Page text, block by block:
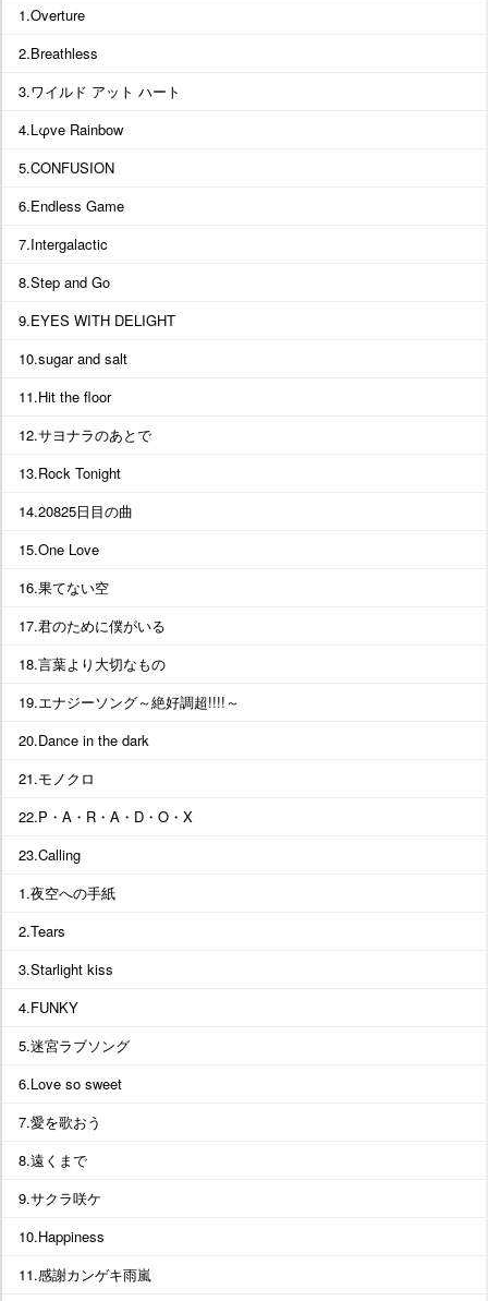
1.Overture
2.Breathless
3.ワイルド アット ハート
4.Lφve Rainbow
5.CONFUSION
6.Endless Game
7.Intergalactic
8.Step and Go
9.EYES WITH DELIGHT
10.sugar and salt
11.Hit the floor
12.サヨナラのあとで
13.Rock Tonight
14.20825日目の曲
15.One Love
16.果てない空
17.君のために僕がいる
18.言葉より大切なもの
19.エナジーソング～絶好調超!!!!～
20.Dance in the dark
21.モノクロ
22.P・A・R・A・D・O・X
23.Calling
1.夜空への手紙
2.Tears
3.Starlight kiss
4.FUNKY
5.迷宮ラブソング
6.Love so sweet
7.愛を歌おう
8.遠くまで
9.サクラ咲ケ
10.Happiness
11.感謝カンゲキ雨嵐